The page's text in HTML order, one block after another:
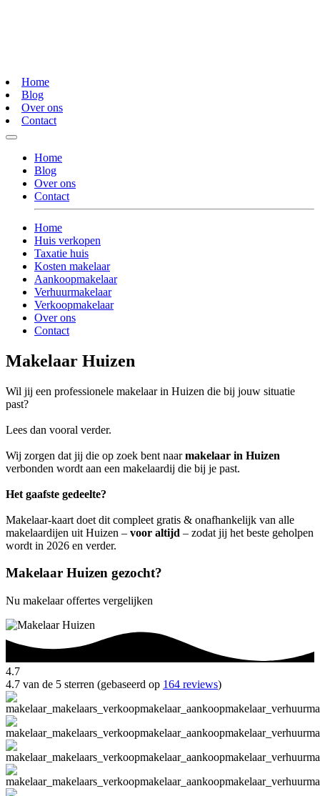
Home
Blog
Over ons
Contact
Home
Blog
Over ons
Contact
Home
Huis verkopen
Taxatie huis
Kosten makelaar
Aankoopmakelaar
Verhuurmakelaar
Verkoopmakelaar
Over ons
Contact
Makelaar Huizen
Wil jij een professionele makelaar in Huizen die bij jouw situatie
past?
Lees dan vooral verder.
Wij zorgen dat jij die op zoek bent naarmakelaar in Huizen
verbonden wordt aan een makelaardij die bij je past.
Het gaafste gedeelte?
Makelaar-kaart doet dit compleet gratis & onafhankelijk van alle
makelaardijen uit Huizen – voor altijd – zodat jij het beste geholpen
wordt in 2026 en verder.
Makelaar Huizen gezocht?
Nu makelaar offertes vergelijken
4.7
4.7 van de 5 sterren (gebaseerd op 164 reviews)